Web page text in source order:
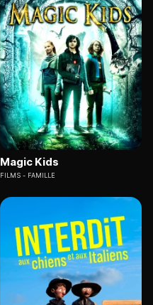
Magic Kids
FILMS FAMILLE